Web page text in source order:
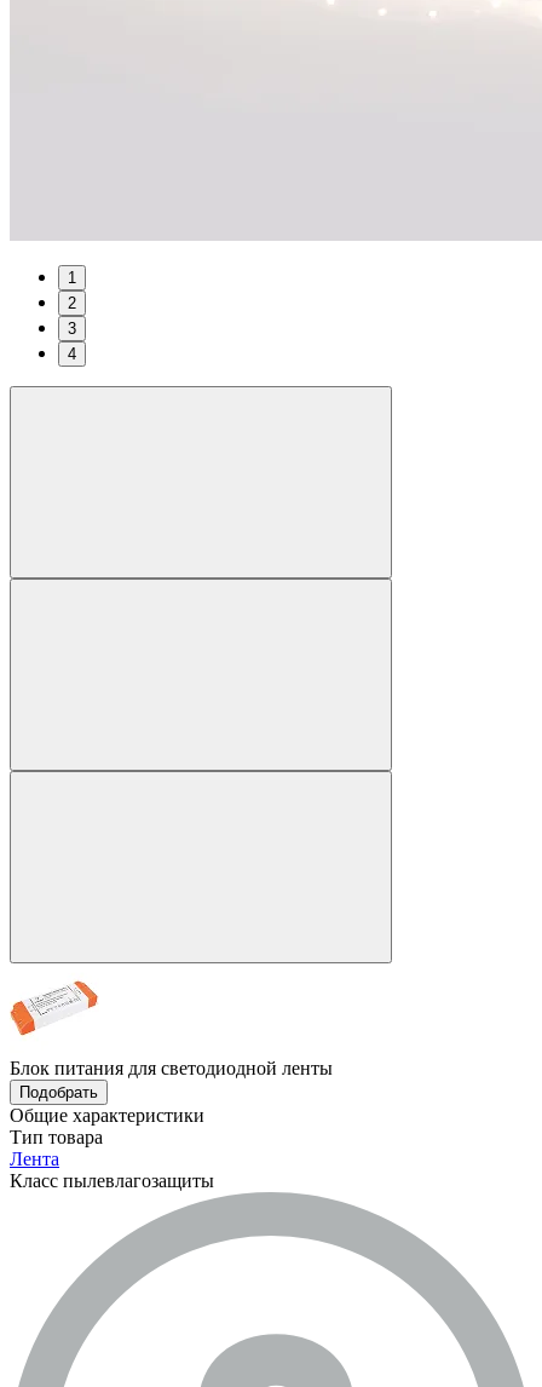
1
2
3
4
Блок питания для светодиодной ленты
Подобрать
Общие характеристики
Тип товара
Лента
Класс пылевлагозащиты